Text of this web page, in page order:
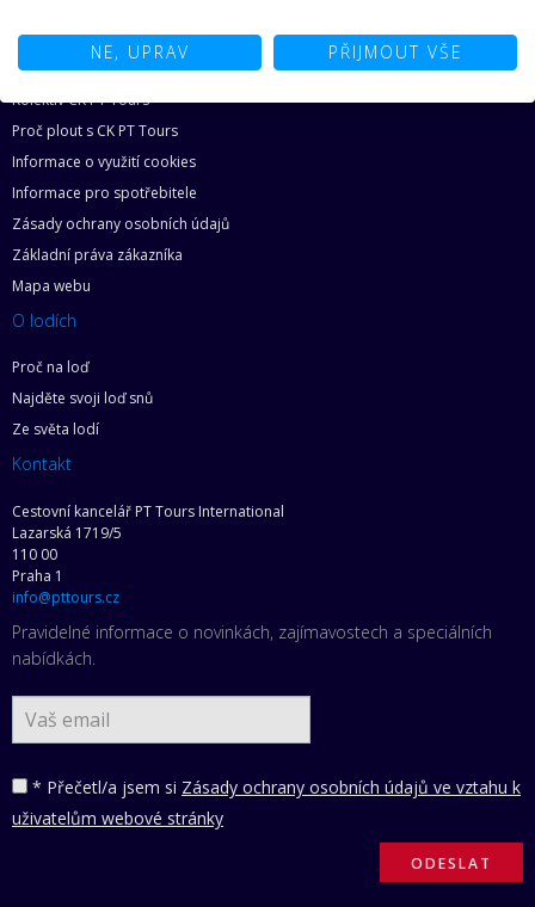
Kolektiv CK PT Tours
Proč plout s CK PT Tours
Informace o využití cookies
Informace pro spotřebitele
Zásady ochrany osobních údajů
Základní práva zákazníka
Mapa webu
O lodích
Proč na loď
Najděte svoji loď snů
Ze světa lodí
Kontakt
Cestovní kancelář PT Tours International
Lazarská 1719/5
110 00
Praha 1
info@pttours.cz
Pravidelné informace o novinkách, zajímavostech a speciálních
nabídkách.
* Přečetl/a jsem si Zásady ochrany osobních údajů ve vztahu k
uživatelům webové stránky
NE, UPRAV PŘIJMOUT VŠE